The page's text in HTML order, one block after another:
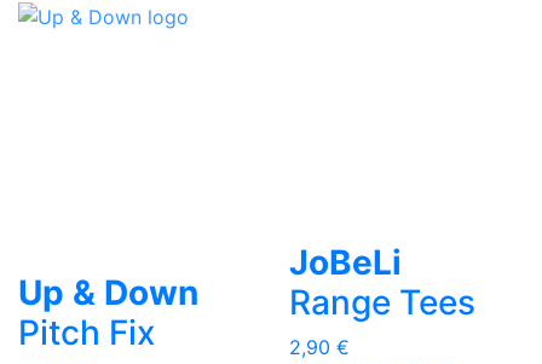
Up & Down
Pitch Fix
JoBeLi
Range Tees
2,90 €